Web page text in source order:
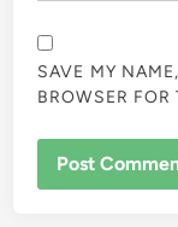
SAVE MY
BROWSER